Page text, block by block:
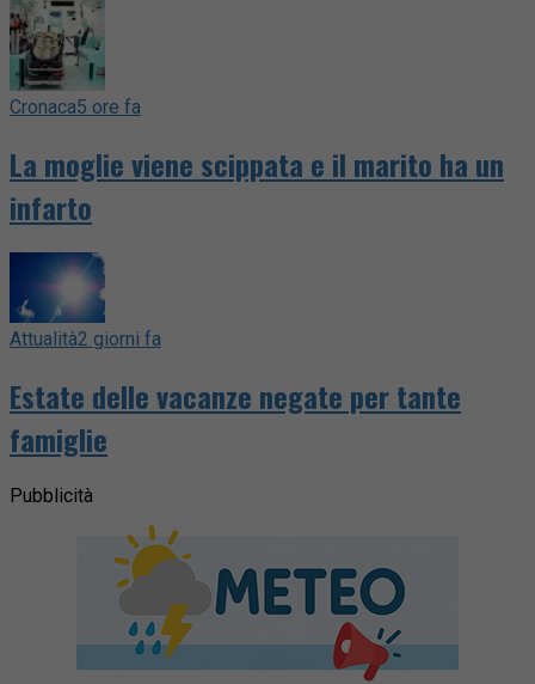
Cronaca5 ore fa
La moglie viene scippata e il marito ha un
infarto
Attualità2 giorni fa
Estate delle vacanze negate per tante
famiglie
Pubblicità